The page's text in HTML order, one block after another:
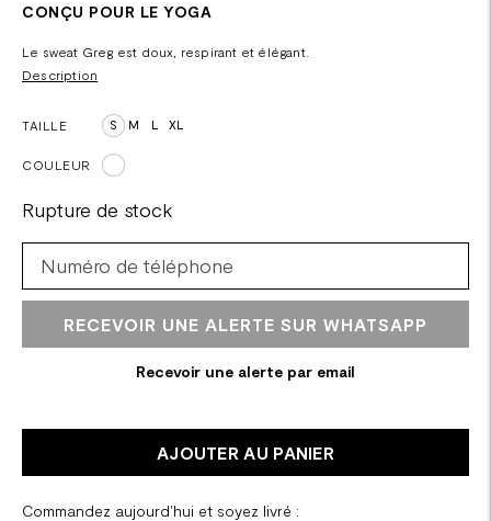
CONÇU POUR LE YOGA
Le sweat Greg est doux, respirant et élégant.
Description
TAILLE S M L XL
COULEUR
Rupture de stock
RECEVOIR UNE ALERTE SUR WHATSAPP
Recevoir une alerte par email
AJOUTER AU PANIER
Commandez aujourd'hui et soyez livré :